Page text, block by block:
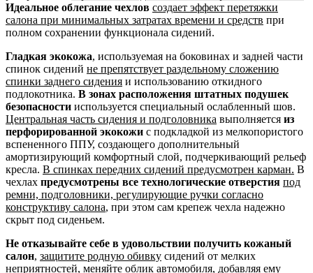
Идеальное облегание чехлов создает эффект перетяжки
салона при минимальных затратах времени и средств при
полном сохранении функционала сидений.
Гладкая экокожа, используемая на боковинах и задней части
спинок сидений не препятствует раздельному сложению
спинки заднего сидения и использованию откидного
подлокотника. В зонах расположения штатных подушек
безопасности используется специальный ослабленный шов.
Центральная часть сидения и подголовника выполняется из
перфорированной экокожи с подкладкой из мелкопористого
вспененного ППУ, создающего дополнительный
амортизирующий комфортный слой, подчеркивающий рельеф
кресла. В спинках передних сидений предусмотрен карман. В
чехлах предусмотрены все технологические отверстия под
ремни, подголовники, регулирующие ручки согласно
конструктиву салона, при этом сам крепеж чехла надежно
скрыт под сиденьем.
Не отказывайте себе в удовольствии получить кожаный
салон, защитите родную обивку сидений от мелких
неприятностей, меняйте облик автомобиля, добавляя ему